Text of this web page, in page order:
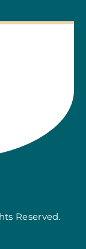
Reserved.